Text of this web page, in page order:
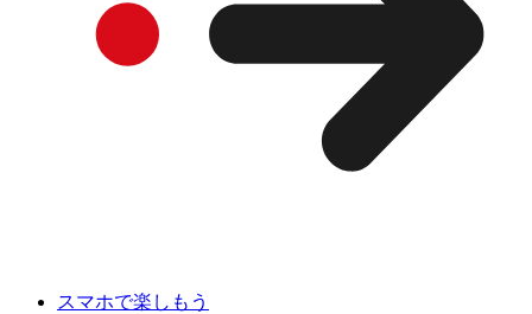
スマホで楽しもう